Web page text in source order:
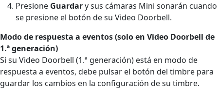
Presione Guardary sus cámaras Mini sonarán cuando
se presione el botón de su Video Doorbell.
Modo de respuesta a eventos (solo en Video Doorbell de
1.ª generación)
Si su Video Doorbell (1.ª generación) está en modo de
respuesta a eventos, debe pulsar el botón del timbre para
guardar los cambios en la configuración de su timbre.